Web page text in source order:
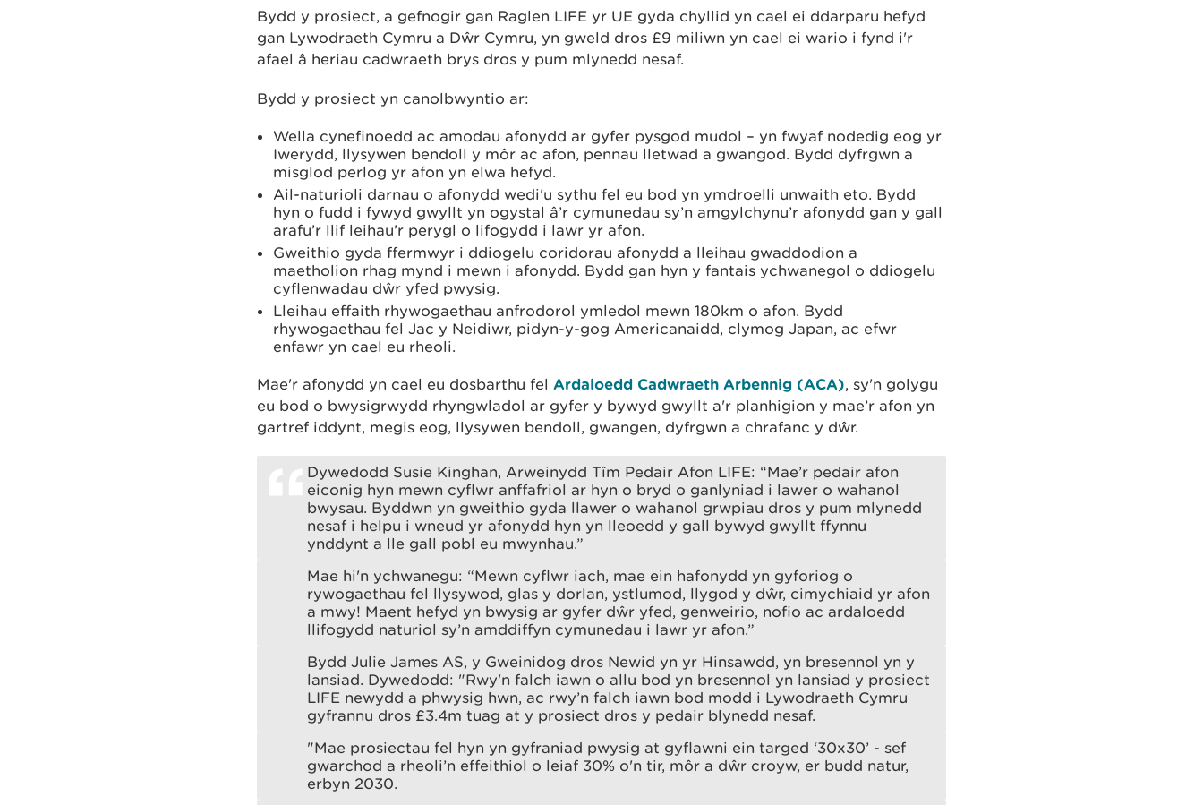
Bydd y prosiect, a gefnogir gan Raglen LIFE yr UE gyda chyllid yn cael ei ddarparu hefyd
gan Lywodraeth Cymru a Dŵr Cymru, yn gweld dros £9 miliwn yn cael ei wario i fynd i'r
afael â heriau cadwraeth brys dros y pum mlynedd nesaf.
Bydd y prosiect yn canolbwyntio ar:
Wella cynefinoedd ac amodau afonydd ar gyfer pysgod mudol – yn fwyaf nodedig eog yr
Iwerydd, llysywen bendoll y môr ac afon, pennau lletwad a gwangod. Bydd dyfrgwn a
misglod perlog yr afon yn elwa hefyd.
Ail-naturioli darnau o afonydd wedi'u sythu fel eu bod yn ymdroelli unwaith eto. Bydd
hyn o fudd i fywyd gwyllt yn ogystal â’r cymunedau sy’n amgylchynu’r afonydd gan y gall
arafu’r llif leihau’r perygl o lifogydd i lawr yr afon.
Gweithio gyda ffermwyr i ddiogelu coridorau afonydd a lleihau gwaddodion a
maetholion rhag mynd i mewn i afonydd. Bydd gan hyn y fantais ychwanegol o ddiogelu
cyflenwadau dŵr yfed pwysig.
Lleihau effaith rhywogaethau anfrodorol ymledol mewn 180km o afon. Bydd
rhywogaethau fel Jac y Neidiwr, pidyn-y-gog Americanaidd, clymog Japan, ac efwr
enfawr yn cael eu rheoli.
Mae'r afonydd yn cael eu dosbarthu fel Ardaloedd Cadwraeth Arbennig (ACA), sy'n golygu
eu bod o bwysigrwydd rhyngwladol ar gyfer y bywyd gwyllt a'r planhigion y mae’r afon yn
gartref iddynt, megis eog, llysywen bendoll, gwangen, dyfrgwn a chrafanc y dŵr.
Dywedodd Susie Kinghan, Arweinydd Tîm Pedair Afon LIFE: “Mae’r pedair afon
eiconig hyn mewn cyflwr anffafriol ar hyn o bryd o ganlyniad i lawer o wahanol
bwysau. Byddwn yn gweithio gyda llawer o wahanol grwpiau dros y pum mlynedd
nesaf i helpu i wneud yr afonydd hyn yn lleoedd y gall bywyd gwyllt ffynnu
ynddynt a lle gall pobl eu mwynhau.”
Mae hi'n ychwanegu: “Mewn cyflwr iach, mae ein hafonydd yn gyforiog o
rywogaethau fel llysywod, glas y dorlan, ystlumod, llygod y dŵr, cimychiaid yr afon
a mwy! Maent hefyd yn bwysig ar gyfer dŵr yfed, genweirio, nofio ac ardaloedd
llifogydd naturiol sy’n amddiffyn cymunedau i lawr yr afon.”
Bydd Julie James AS, y Gweinidog dros Newid yn yr Hinsawdd, yn bresennol yn y
lansiad. Dywedodd: "Rwy'n falch iawn o allu bod yn bresennol yn lansiad y prosiect
LIFE newydd a phwysig hwn, ac rwy’n falch iawn bod modd i Lywodraeth Cymru
gyfrannu dros £3.4m tuag at y prosiect dros y pedair blynedd nesaf.
"Mae prosiectau fel hyn yn gyfraniad pwysig at gyflawni ein targed ‘30x30’ - sef
gwarchod a rheoli’n effeithiol o leiaf 30% o'n tir, môr a dŵr croyw, er budd natur,
erbyn 2030.